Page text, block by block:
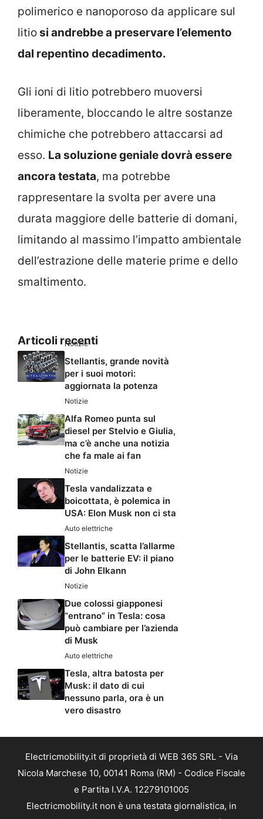
polimerico e nanoporoso da applicare sul
litiosi andrebbe a preservare l’elemento
dal repentino decadimento.
Gli ioni di litio potrebbero muoversi
liberamente, bloccando le altre sostanze
chimiche che potrebbero attaccarsi ad
esso. La soluzione geniale dovrà essere
ancora testata, ma potrebbe
rappresentare la svolta per avere una
durata maggiore delle batterie di domani,
limitando al massimo l’impatto ambientale
dell’estrazione delle materie prime e dello
smaltimento.
Articoli recenti
Notizie
Stellantis, grande novità
per i suoi motori:
aggiornata la potenza
Notizie
Alfa Romeo punta sul
diesel per Stelvio e Giulia,
ma c’è anche una notizia
che fa male ai fan
Notizie
Tesla vandalizzata e
boicottata, è polemica in
USA: Elon Musk non ci sta
Auto elettriche
Stellantis, scatta l’allarme
per le batterie EV: il piano
di John Elkann
Notizie
Due colossi giapponesi
“entrano” in Tesla: cosa
può cambiare per l’azienda
di Musk
Auto elettriche
Tesla, altra batosta per
Musk: il dato di cui
nessuno parla, ora è un
vero disastro
Electricmobility.it di proprietà di WEB 365 SRL - Via
Nicola Marchese 10, 00141 Roma (RM) - Codice Fiscale
e Partita I.V.A. 12279101005
Electricmobility.it non è una testata giornalistica, in